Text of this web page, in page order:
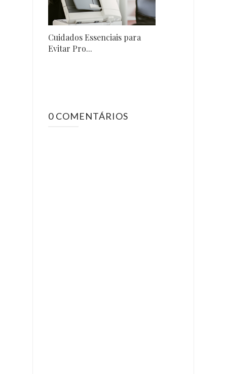
Cuidados Essenciais para
Evitar Pro...
0 COMENTÁRIOS